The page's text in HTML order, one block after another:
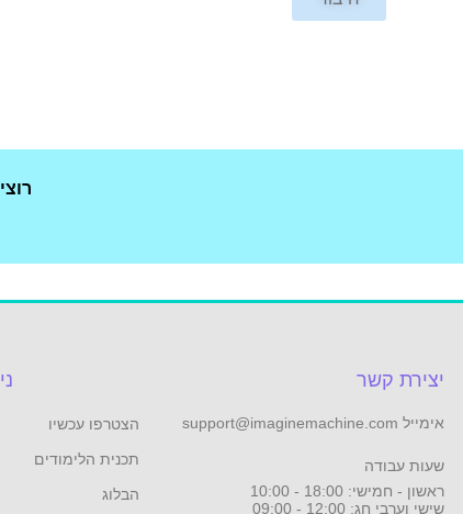
יצירת קשר
אימייל support@imaginemachine.com
שעות עבודה
ראשון - חמישי: 18:00 - 10:00
שישי וערבי חג: 12:00 - 09:00
הצטרפו עכשיו
תכנית הלימודים
הבלוג